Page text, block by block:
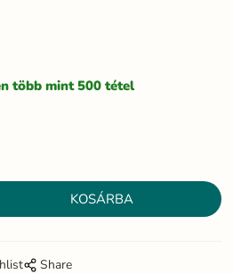
több mint 500 tétel
Share